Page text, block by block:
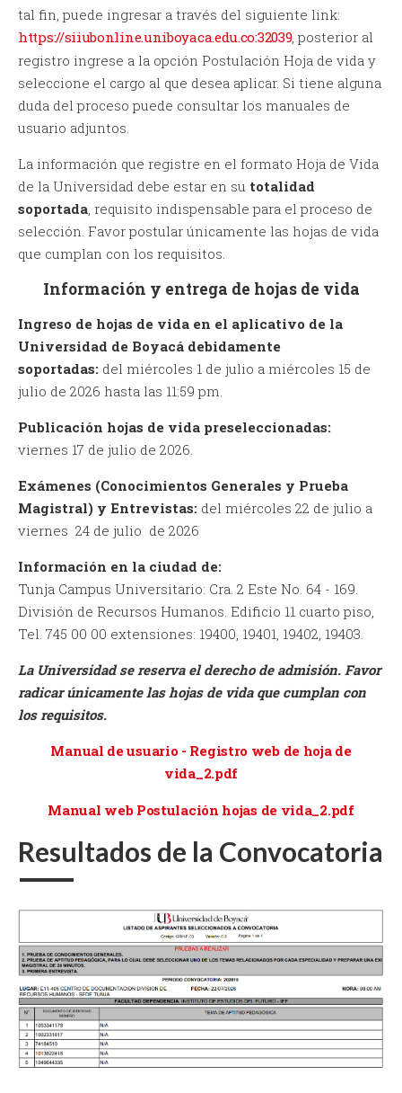
tal fin, puede ingresar a través del siguiente link:
https://siiubonline.uniboyaca.edu.co:32039, posterior al
registro ingrese a la opción Postulación Hoja de vida y
seleccione el cargo al que desea aplicar. Si tiene alguna
duda del proceso puede consultar los manuales de
usuario adjuntos.
La información que registre en el formato Hoja de Vida
de la Universidad debe estar en su totalidad
soportada, requisito indispensable para el proceso de
selección. Favor postular únicamente las hojas de vida
que cumplan con los requisitos.
Información y entrega de hojas de vida
Ingreso de hojas de vida en el aplicativo de la
Universidad de Boyacá debidamente
soportadas: del miércoles 1 de julio a miércoles 15 de
julio de 2026 hasta las 11:59 pm.
Publicación hojas de vida preseleccionadas:
viernes 17 de julio de 2026.
Exámenes (Conocimientos Generales y Prueba
Magistral) y Entrevistas: del miércoles 22 de julio a
viernes 24 de julio de 2026
Información en la ciudad de:
Tunja Campus Universitario: Cra. 2 Este No. 64 - 169.
División de Recursos Humanos. Edificio 11 cuarto piso,
Tel. 745 00 00 extensiones: 19400, 19401, 19402, 19403.
La Universidad se reserva el derecho de admisión. Favor
radicar únicamente las hojas de vida que cumplan con
los requisitos.
Manual de usuario - Registro web de hoja de
vida_2.pdf
Manual web Postulación hojas de vida_2.pdf
Resultados de la Convocatoria